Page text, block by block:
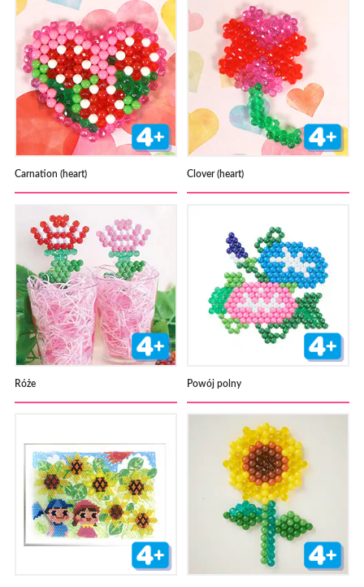
Carnation (heart) Clover (heart)
Róże Powój polny